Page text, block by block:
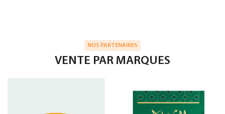
NOS PARTENAIRES
VENTE PAR MARQUES